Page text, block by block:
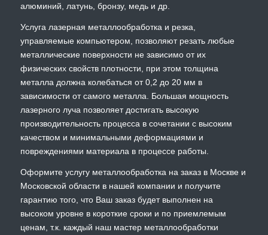
алюминий, латунь, бронзу, медь и др.
Услуга лазерная металлообработка и резка,
управляемые компьютером, позволяют резать любые
металлические поверхности не зависимо от их
физических свойств плотности, при этом толщина
металла должна колебаться от 0,2 до 20 мм в
зависимости от самого металла. Большая мощность
лазерного луча позволяет достигать высокую
производительность процесса в сочетании с высоким
качеством и минимальными деформациями и
повреждениями материала в процессе работы.
Оформите услугу металлообработка на заказ в Москве и
Московской области в нашей компании и получите
гарантию того, что Ваш заказ будет выполнен на
высоком уровне в короткие сроки и по приемлемым
ценам, т.к. каждый наш мастер металлообработки